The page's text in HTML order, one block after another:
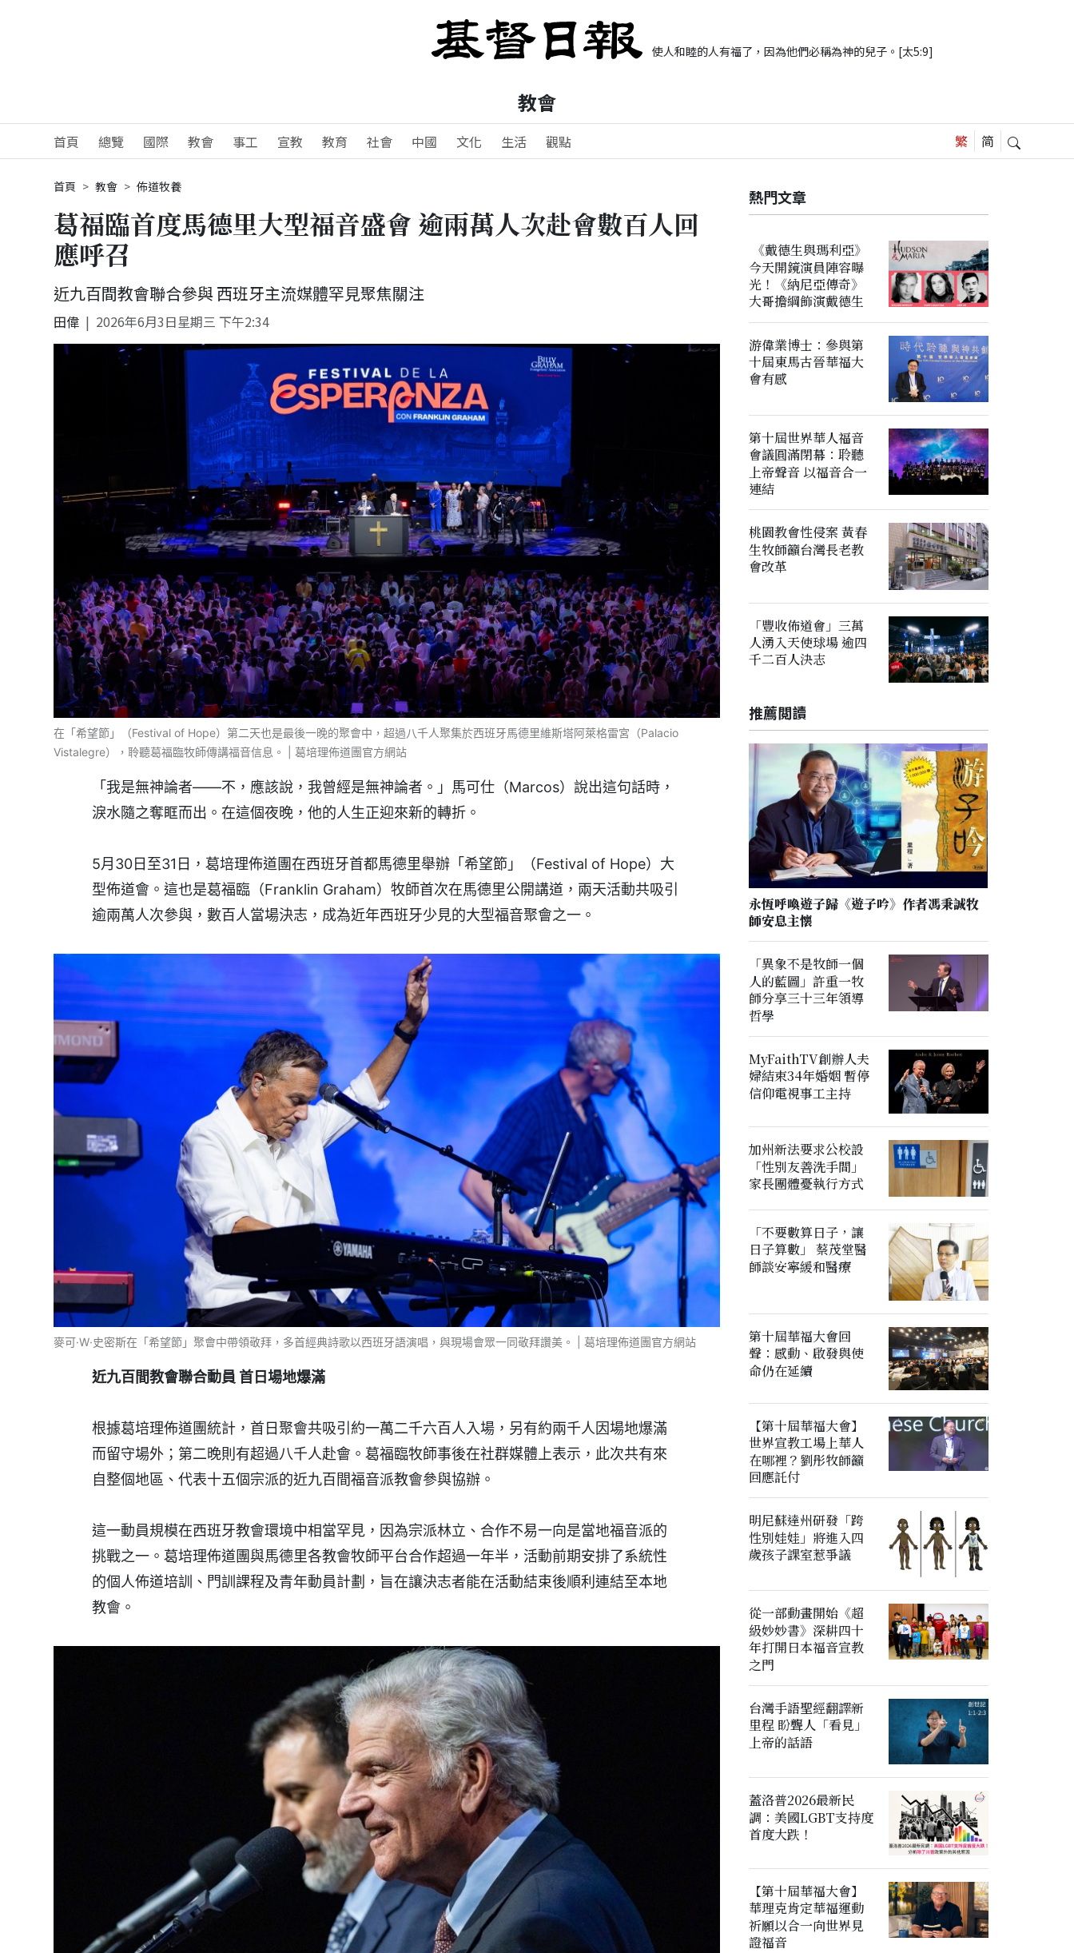
使人和睦的人有福了，因為他們必稱為神的兒子。[太5:9]
教會
首頁 總覽 國際 教會 事工 宣教 教育 社會 中國 文化 生活 觀點
首頁 教會 佈道牧養
葛福臨首度馬德里大型福音盛會 逾兩萬人次赴會數百人回
應呼召
近九百間教會聯合參與 西班牙主流媒體罕見聚焦關注
田偉 2026年6月3日星期三 下午2:34
在「希望節」（Festival of Hope）第二天也是最後一晚的聚會中，超過八千人聚集於西班牙馬德里維斯塔阿萊格雷宮（Palacio
Vistalegre），聆聽葛福臨牧師傳講福音信息。 | 葛培理佈道團官方網站
「我是無神論者——不，應該說，我曾經是無神論者。」馬可仕（Marcos）說出這句話時，
淚水隨之奪眶而出。在這個夜晚，他的人生正迎來新的轉折。
5月30日至31日，葛培理佈道團在西班牙首都馬德里舉辦「希望節」（Festival of Hope）大
型佈道會。這也是葛福臨（Franklin Graham）牧師首次在馬德里公開講道，兩天活動共吸引
逾兩萬人次參與，數百人當場決志，成為近年西班牙少見的大型福音聚會之一。
麥可·W·史密斯在「希望節」聚會中帶領敬拜，多首經典詩歌以西班牙語演唱，與現場會眾一同敬拜讚美。 | 葛培理佈道團官方網站
近九百間教會聯合動員 首日場地爆滿
根據葛培理佈道團統計，首日聚會共吸引約一萬二千六百人入場，另有約兩千人因場地爆滿
而留守場外；第二晚則有超過八千人赴會。葛福臨牧師事後在社群媒體上表示，此次共有來
自整個地區、代表十五個宗派的近九百間福音派教會參與協辦。
這一動員規模在西班牙教會環境中相當罕見，因為宗派林立、合作不易一向是當地福音派的
挑戰之一。葛培理佈道團與馬德里各教會牧師平台合作超過一年半，活動前期安排了系統性
的個人佈道培訓、門訓課程及青年動員計劃，旨在讓決志者能在活動結束後順利連結至本地
教會。
熱門文章
《戴德生與瑪利亞》
今天開鏡演員陣容曝
光！《納尼亞傳奇》
大哥擔綱飾演戴德生
游偉業博士：參與第
十屆東馬古晉華福大
會有感
第十屆世界華人福音
會議圓滿閉幕：聆聽
上帝聲音 以福音合一
連結
桃園教會性侵案 黃春
生牧師籲台灣長老教
會改革
「豐收佈道會」三萬
人湧入天使球場 逾四
千二百人決志
推薦閲讀
永恆呼喚遊子歸《遊子吟》作者馮秉誠牧
師安息主懷
「異象不是牧師一個
人的藍圖」許重一牧
師分享三十三年領導
哲學
MyFaithTV創辦人夫
婦結束34年婚姻 暫停
信仰電視事工主持
加州新法要求公校設
「性別友善洗手間」
家長團體憂執行方式
「不要數算日子，讓
日子算數」 蔡茂堂醫
師談安寧緩和醫療
第十屆華福大會回
聲：感動、啟發與使
命仍在延續
【第十屆華福大會】
世界宣教工場上華人
在哪裡？劉彤牧師籲
回應託付
明尼蘇達州研發「跨
性別娃娃」將進入四
歲孩子課室惹爭議
從一部動畫開始《超
級妙妙書》深耕四十
年打開日本福音宣教
之門
台灣手語聖經翻譯新
里程 盼聾人「看見」
上帝的話語
蓋洛普2026最新民
調：美國LGBT支持度
首度大跌！
【第十屆華福大會】
華理克肯定華福運動
祈願以合一向世界見
證福音